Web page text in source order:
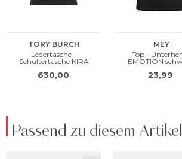
Passend zu diesem Artikel